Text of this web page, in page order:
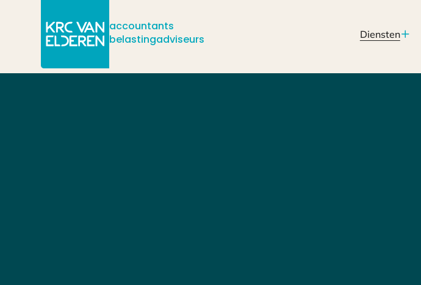
accountants
belastingadviseurs
Diensten